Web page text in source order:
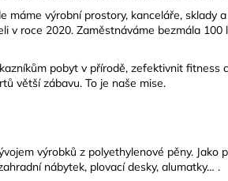
máme výrobní prostory, kanceláře, sklady
v roce 2020. Zaměstnáváme bezmála 100
pobyt v přírodě, zefektivnit fitness
větší zábavu. To je naše mise.
výrobků z polyethylenové pěny. Jako
nábytek, plovací desky, alumatky… .